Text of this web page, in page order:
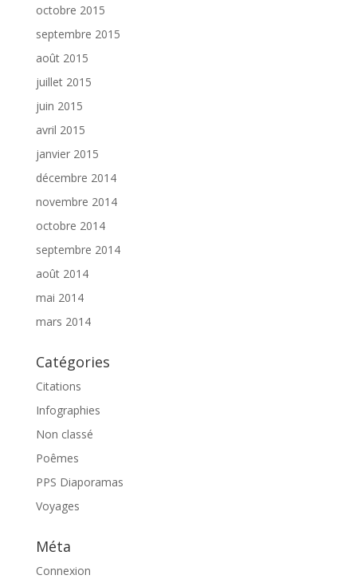
octobre 2015
septembre 2015
août 2015
juillet 2015
juin 2015
avril 2015
janvier 2015
décembre 2014
novembre 2014
octobre 2014
septembre 2014
août 2014
mai 2014
mars 2014
Catégories
Citations
Infographies
Non classé
Poêmes
PPS Diaporamas
Voyages
Méta
Connexion